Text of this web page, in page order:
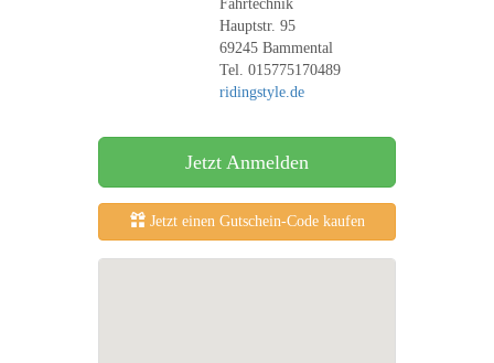
Fahrtechnik
Hauptstr. 95
69245 Bammental
Tel. 015775170489
ridingstyle.de
Jetzt Anmelden
Jetzt einen Gutschein-Code kaufen